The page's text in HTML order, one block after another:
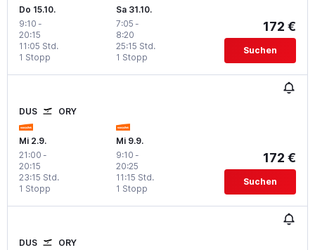
Do 15.10.
9:10 -
20:15
1 Stopp
11:05 Std.
Sa 31.10.
7:05 -
8:20
1 Stopp
25:15 Std.
172 €
Suchen
DUS ORY
Mi 2.9.
21:00 -
20:15
1 Stopp
23:15 Std.
Mi 9.9.
9:10 -
20:25
1 Stopp
11:15 Std.
172 €
Suchen
DUS ORY